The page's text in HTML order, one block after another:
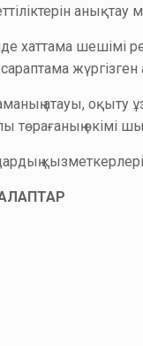
анықтау
хаттама шешімі
сараптама
атауы,
төрағаның өкімі